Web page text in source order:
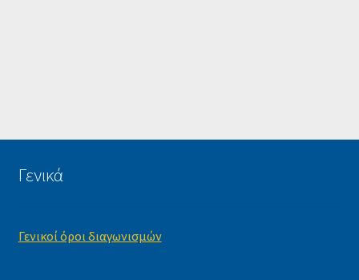
Γενικά
Γενικοί όροι διαγωνισμών